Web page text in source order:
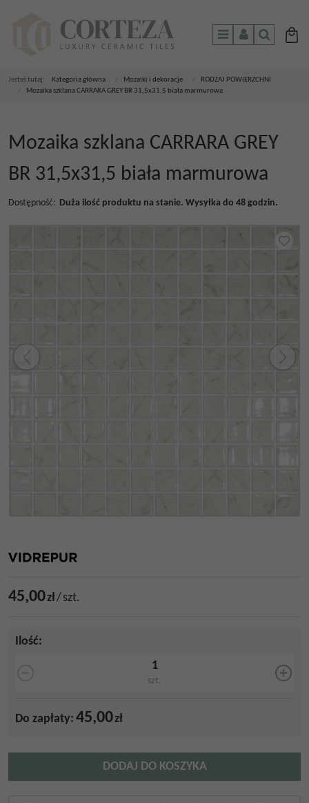
MenuPanelSzukaj
Jesteś tutaj: Kategoria główna Mozaiki i dekoracje
RODZAJ POWIERZCHNI
Mozaika szklana CARRARA GREY BR 31,5x31,5 biała marmurowa
Mozaika szklana CARRARA GREY
BR 31,5x31,5 biała marmurowa
Dostępność: Duża ilość produktu na stanie. Wysyłka do 48 godzin.
45,00zł/szt.
Ilość:
szt.
Do zapłaty: 45,00zł
DODAJ DO KOSZYKA